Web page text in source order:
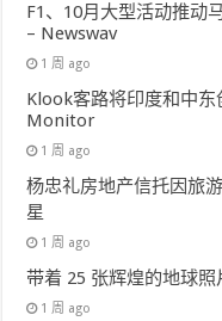
F1、10月大型活动推动
– Newswav
1 周 ago
Klook客路将印度和中
Monitor
1 周 ago
杨忠礼房地产信托因旅
星
1 周 ago
带着 25 张辉煌的地球
1 周 ago